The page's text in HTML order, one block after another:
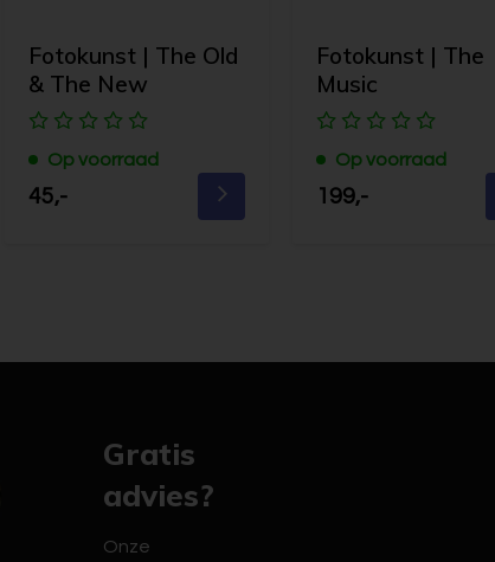
Fotokunst | The Old
& The New
Op voorraad
45,-
Fotokunst | The
Music
Op voorraad
199,-
Gratis
advies?
Onze